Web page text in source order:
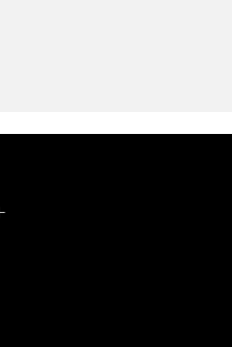
de até 5 toneladas;
para clientes
os veículos da sua